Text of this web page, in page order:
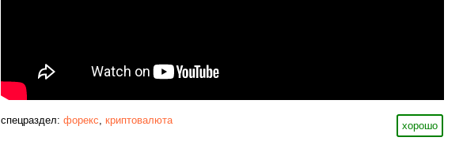
хорошо
спецраздел: форекс, криптовалюта